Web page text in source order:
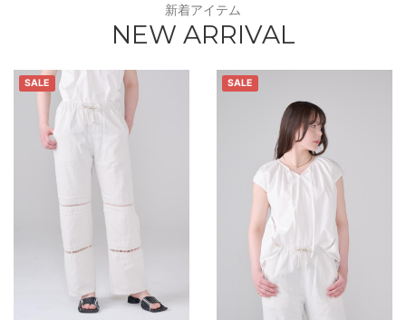
新着アイテム
NEW ARRIVAL
SALE SALE